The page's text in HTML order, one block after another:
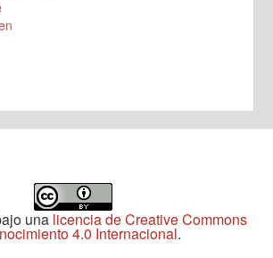
una licencia de Creative Commons
4.0 Internacional.